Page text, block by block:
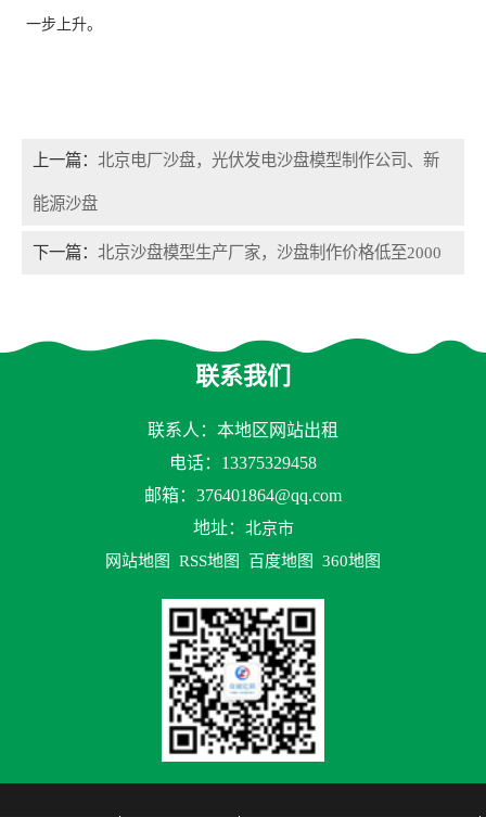
一步上升。
上一篇： 北京电厂沙盘，光伏发电沙盘模型制作公司、新
能源沙盘
下一篇： 北京沙盘模型生产厂家，沙盘制作价格低至2000
联系我们
联系人：本地区网站出租
电话：13375329458
邮箱： 376401864@qq.com
地址： 北京市
网站地图
RSS地图 百度地图 360地图